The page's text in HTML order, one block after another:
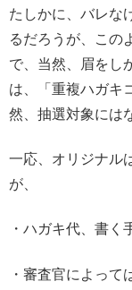
たしかに、バレな
るだろうが、この
で、当然、眉をし
は、「重複ハガキ
然、抽選対象には
一応、オリジナル
が、
・ハガキ代、書く
・審査官によって